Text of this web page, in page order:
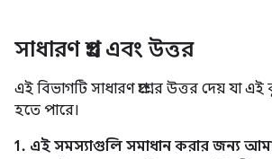
সাধারণ প্রশ্ন এবং উত্তর
এই বিভাগটি সাধারণ প্রশ্নের উত্তর দেয় যা
হতে পারে।
1. এই সমস্যাগুলি সমাধান করার জন্য